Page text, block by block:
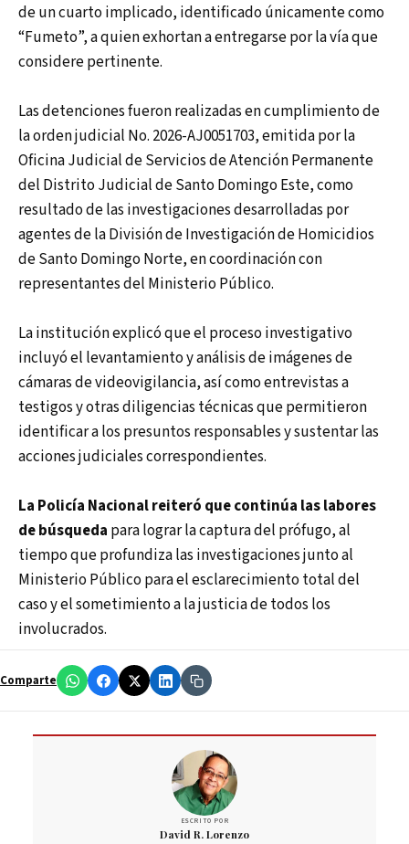
de un cuarto implicado, identificado únicamente como
“Fumeto”, a quien exhortan a entregarse por la vía que
considere pertinente.
Las detenciones fueron realizadas en cumplimiento de
la orden judicial No. 2026-AJ0051703, emitida por la
Oficina Judicial de Servicios de Atención Permanente
del Distrito Judicial de Santo Domingo Este, como
resultado de las investigaciones desarrolladas por
agentes de la División de Investigación de Homicidios
de Santo Domingo Norte, en coordinación con
representantes del Ministerio Público.
La institución explicó que el proceso investigativo
incluyó el levantamiento y análisis de imágenes de
cámaras de videovigilancia, así como entrevistas a
testigos y otras diligencias técnicas que permitieron
identificar a los presuntos responsables y sustentar las
acciones judiciales correspondientes.
La Policía Nacional reiteró que continúa las labores
de búsqueda para lograr la captura del prófugo, al
tiempo que profundiza las investigaciones junto al
Ministerio Público para el esclarecimiento total del
caso y el sometimiento a la justicia de todos los
involucrados.
Comparte
ESCRITO POR
David R. Lorenzo